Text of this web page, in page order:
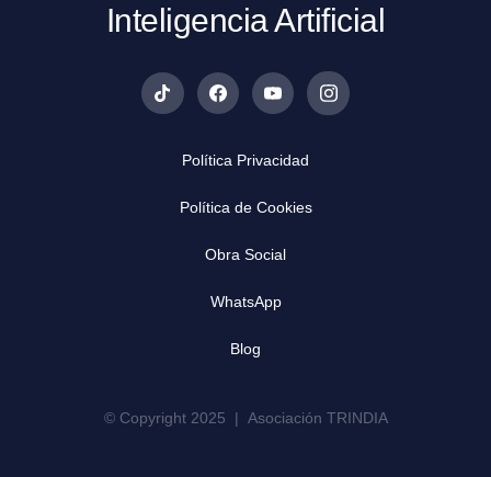
Inteligencia Artificial
Política Privacidad
Política de Cookies
Obra Social
WhatsApp
Blog
© Copyright 2025 | Asociación TRINDIA